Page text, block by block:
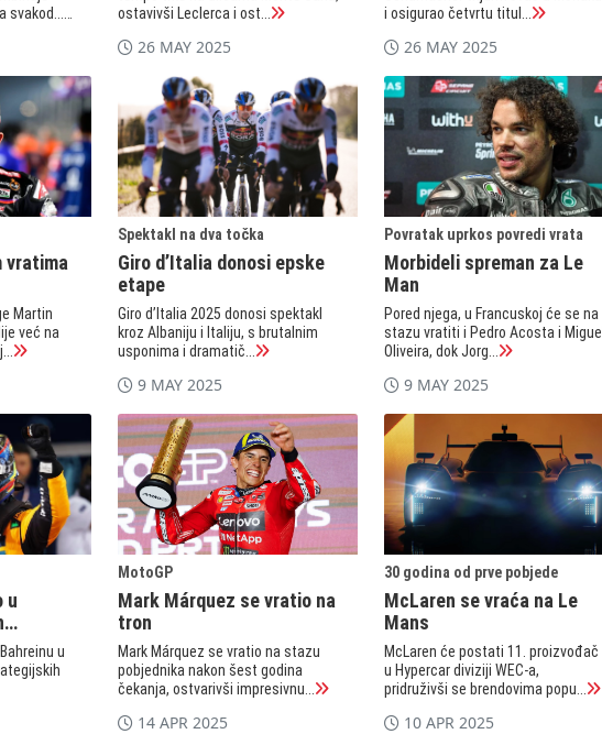
ostavivši Leclerca i ost...
26 MAY 2025
i osigurao četvrtu titul...
26 MAY 2025
vratima
Martin
već na
Spektakl na dva točka
Giro d’Italia donosi epske
etape
Giro d’Italia 2025 donosi spektakl
kroz Albaniju i Italiju, s brutalnim
usponima i dramatič...
9 MAY 2025
Povratak uprkos povredi vrata
Morbideli spreman za Le
Man
Pored njega, u Francuskoj će se na
stazu vratiti i Pedro Acosta i Miguel
Oliveira, dok Jorg...
9 MAY 2025
u
u
MotoGP
Mark Márquez se vratio na
tron
Mark Márquez se vratio na stazu
pobjednika nakon šest godina
čekanja, ostvarivši impresivnu...
14 APR 2025
30 godina od prve pobjede
McLaren se vraća na Le
Mans
McLaren će postati 11. proizvođač
u Hypercar diviziji WEC-a,
pridruživši se brendovima popu...
10 APR 2025